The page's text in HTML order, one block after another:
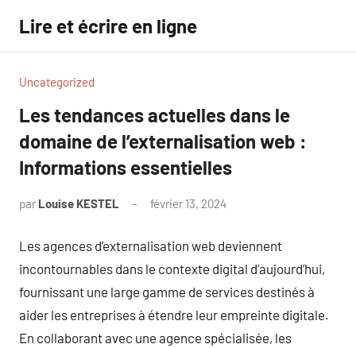
contenu
Lire et écrire en ligne
Uncategorized
Les tendances actuelles dans le
domaine de l’externalisation web :
Informations essentielles
par Louise KESTEL février 13, 2024
Les agences d’externalisation web deviennent
incontournables dans le contexte digital d’aujourd’hui,
fournissant une large gamme de services destinés à
aider les entreprises à étendre leur empreinte digitale.
En collaborant avec une agence spécialisée, les